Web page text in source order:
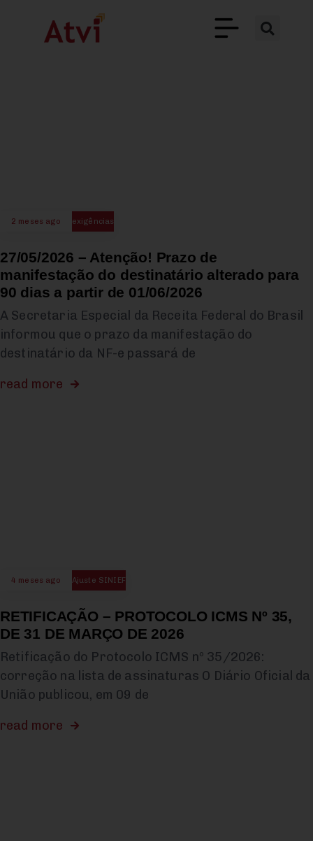
2 meses ago exigências
27/05/2026 – Atenção! Prazo de
manifestação do destinatário alterado para
90 dias a partir de 01/06/2026
A Secretaria Especial da Receita Federal do Brasil
informou que o prazo da manifestação do
destinatário da NF-e passará de
read more
4 meses ago Ajuste SINIEF
RETIFICAÇÃO – PROTOCOLO ICMS Nº 35,
DE 31 DE MARÇO DE 2026
Retificação do Protocolo ICMS nº 35/2026:
correção na lista de assinaturas O Diário Oficial da
União publicou, em 09 de
read more